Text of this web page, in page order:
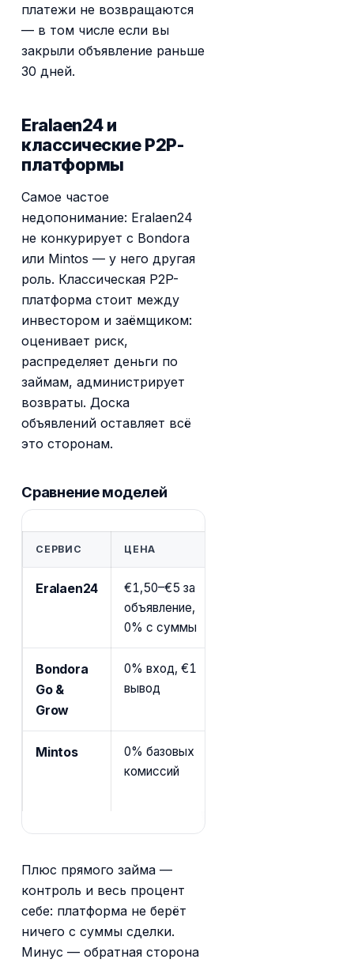
платежи не возвращаются
— в том числе если вы
закрыли объявление раньше
30 дней.
Eralaen24 и
классические P2P-
платформы
Самое частое
недопонимание: Eralaen24
не конкурирует с Bondora
или Mintos — у него другая
роль. Классическая P2P-
платформа стоит между
инвестором и заёмщиком:
оценивает риск,
распределяет деньги по
займам, администрирует
возвраты. Доска
объявлений оставляет всё
это сторонам.
Сравнение моделей
СЕРВИС ЦЕНА
Eralaen24
€1,50–€5 за
объявление,
0% с суммы
Bondora
Go &
Grow
0% вход, €1
вывод
Mintos
0% базовых
комиссий
Плюс прямого займа —
контроль и весь процент
себе: платформа не берёт
ничего с суммы сделки.
Минус — обратная сторона